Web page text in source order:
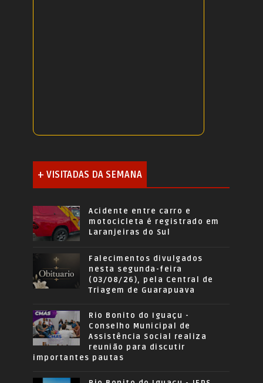
+ VISITADAS DA SEMANA
Acidente entre carro e
motocicleta é registrado em
Laranjeiras do Sul
Falecimentos divulgados
nesta segunda-feira
(03/08/26), pela Central de
Triagem de Guarapuava
Rio Bonito do Iguaçu -
Conselho Municipal de
Assistência Social realiza
reunião para discutir
importantes pautas